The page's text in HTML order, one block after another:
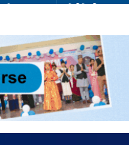
नेपाल
सेरोफेरो